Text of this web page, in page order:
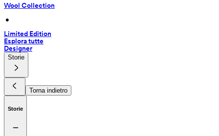
Wool Collection
•
Limited Edition
Esplora tutte
Designer
Storie
Torna indietro
Storie